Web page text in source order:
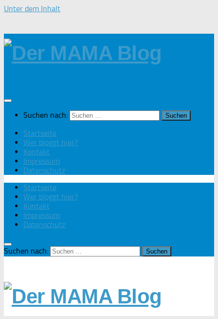
Unter dem Inhalt
Suchen nach:
Startseite
Wer bloggt hier?
Kontakt
Impressum
Datenschutz
Startseite
Wer bloggt hier?
Kontakt
Impressum
Datenschutz
Suchen nach: